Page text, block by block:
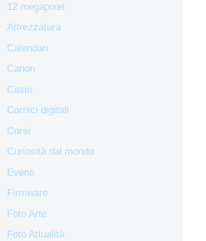
12 megapixel
Attrezzatura
Calendari
Canon
Casio
Cornici digitali
Corsi
Curiosità dal mondo
Eventi
Firmware
Foto Arte
Foto Attualità